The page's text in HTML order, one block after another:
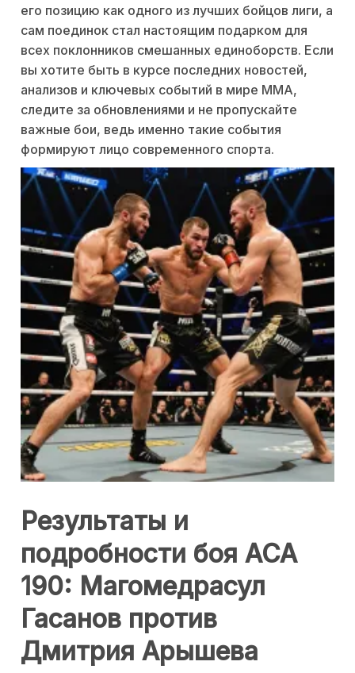
его позицию как одного из лучших бойцов лиги, а
сам поединок стал настоящим подарком для
всех поклонников смешанных единоборств. Если
вы хотите быть в курсе последних новостей,
анализов и ключевых событий в мире ММА,
следите за обновлениями и не пропускайте
важные бои, ведь именно такие события
формируют лицо современного спорта.
Результаты и
подробности боя ACA
190: Магомедрасул
Гасанов против
Дмитрия Арышева